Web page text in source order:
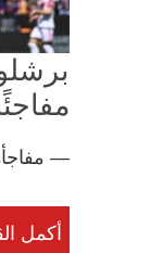
—
أكمل